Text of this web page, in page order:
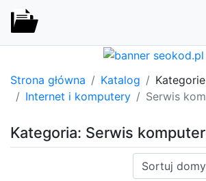
Strona główna Katalog
Kategorie
Internet i komputery
Serwis
Kategoria: Serwis
Sortuj: